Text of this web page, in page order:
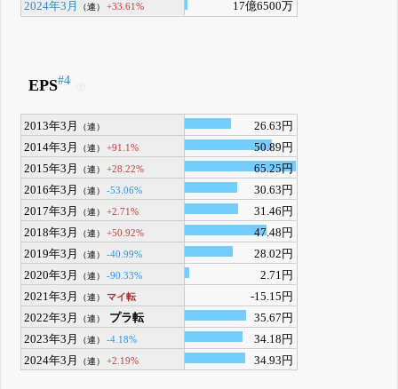
2024年3月 （連） +33.61% 17億6500万
EPS#4
2013年3月 （連）
26.63円
2014年3月
（連） +91.1%
50.89円
2015年3月
（連） +28.22%
65.25円
2016年3月
（連） -53.06%
30.63円
2017年3月
（連） +2.71%
31.46円
2018年3月
（連） +50.92%
47.48円
2019年3月
（連） -40.99%
28.02円
2020年3月
（連） -90.33%
2.71円
2021年3月
（連） マイ転
-15.15円
2022年3月
（連） プラ転
35.67円
2023年3月
（連） -4.18%
34.18円
2024年3月
（連） +2.19% 34.93円